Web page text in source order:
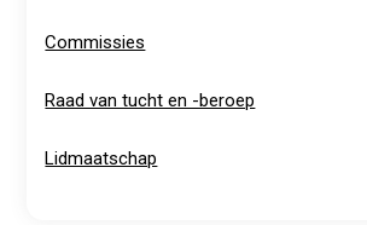
Commissies
Raad van tucht en -beroep
Lidmaatschap